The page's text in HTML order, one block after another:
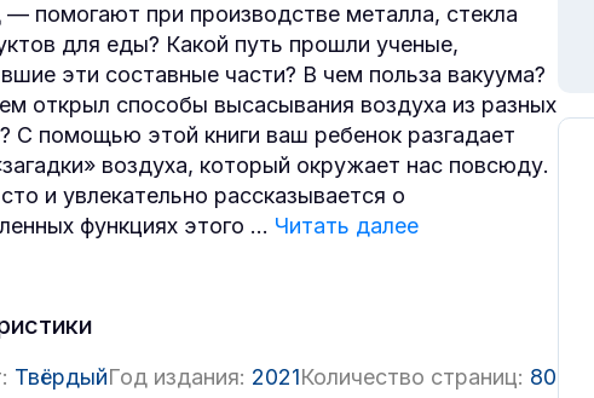
— помогают при производстве металла, стекла
для еды? Какой путь прошли ученые,
эти составные части? В чем польза вакуума?
открыл способы высасывания воздуха из разных
С помощью этой книги ваш ребенок разгадает
воздуха, который окружает нас повсюду.
и увлекательно рассказывается о
функциях этого ... Читать далее
ТвёрдыйГод издания: 2021Количество страниц: 80